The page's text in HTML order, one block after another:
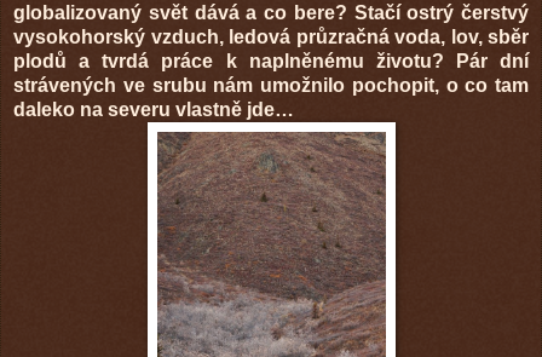
globalizovaný svět dává a co bere? Stačí ostrý čerstvý
vysokohorský vzduch, ledová průzračná voda, lov, sběr
plodů a tvrdá práce k naplněnému životu? Pár dní
strávených ve srubu nám umožnilo pochopit, o co tam
daleko na severu vlastně jde…